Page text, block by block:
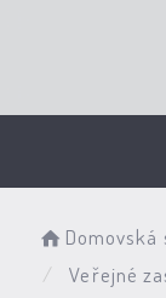
Domovská
Veřejné